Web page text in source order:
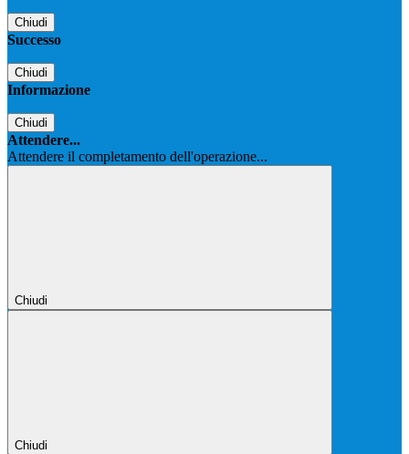
Chiudi
Successo
Chiudi
Informazione
Chiudi
Attendere...
Attendere il completamento dell'operazione...
Chiudi
Chiudi